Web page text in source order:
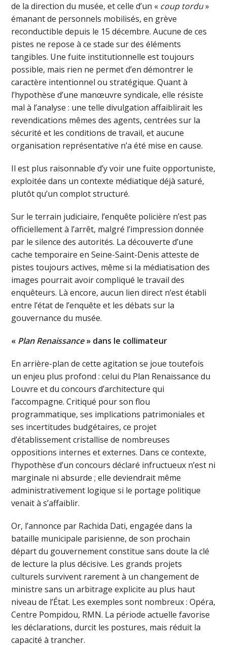
de la direction du musée, et celle d’un « coup tordu»
émanant de personnels mobilisés, en grève
reconductible depuis le 15 décembre. Aucune de ces
pistes ne repose à ce stade sur des éléments
tangibles. Une fuite institutionnelle est toujours
possible, mais rien ne permet d’en démontrer le
caractère intentionnel ou stratégique. Quant à
l’hypothèse d’une manœuvre syndicale, elle résiste
mal à l’analyse : une telle divulgation affaiblirait les
revendications mêmes des agents, centrées sur la
sécurité et les conditions de travail, et aucune
organisation représentative n’a été mise en cause.
Il est plus raisonnable d’y voir une fuite opportuniste,
exploitée dans un contexte médiatique déjà saturé,
plutôt qu’un complot structuré.
Sur le terrain judiciaire, l’enquête policière n’est pas
officiellement à l’arrêt, malgré l’impression donnée
par le silence des autorités. La découverte d’une
cache temporaire en Seine-Saint-Denis atteste de
pistes toujours actives, même si la médiatisation des
images pourrait avoir compliqué le travail des
enquêteurs. Là encore, aucun lien direct n’est établi
entre l’état de l’enquête et les débats sur la
gouvernance du musée.
« Plan Renaissance» dans le collimateur
En arrière-plan de cette agitation se joue toutefois
un enjeu plus profond : celui du Plan Renaissance du
Louvre et du concours d’architecture qui
l’accompagne. Critiqué pour son flou
programmatique, ses implications patrimoniales et
ses incertitudes budgétaires, ce projet
d’établissement cristallise de nombreuses
oppositions internes et externes. Dans ce contexte,
l’hypothèse d’un concours déclaré infructueux n’est ni
marginale ni absurde ; elle deviendrait même
administrativement logique si le portage politique
venait à s’affaiblir.
Or, l’annonce par Rachida Dati, engagée dans la
bataille municipale parisienne, de son prochain
départ du gouvernement constitue sans doute la clé
de lecture la plus décisive. Les grands projets
culturels survivent rarement à un changement de
ministre sans un arbitrage explicite au plus haut
niveau de l’État. Les exemples sont nombreux : Opéra,
Centre Pompidou, RMN. La période actuelle favorise
les déclarations, durcit les postures, mais réduit la
capacité à trancher.